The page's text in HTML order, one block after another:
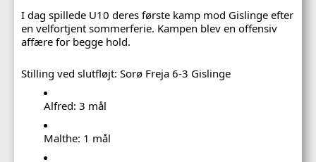
I dag spillede U10 deres første kamp mod Gislinge efter
en velfortjent sommerferie. Kampen blev en offensiv
affære for begge hold.
Stilling ved slutfløjt: Sorø Freja 6-3 Gislinge
Alfred: 3 mål
Malthe: 1 mål